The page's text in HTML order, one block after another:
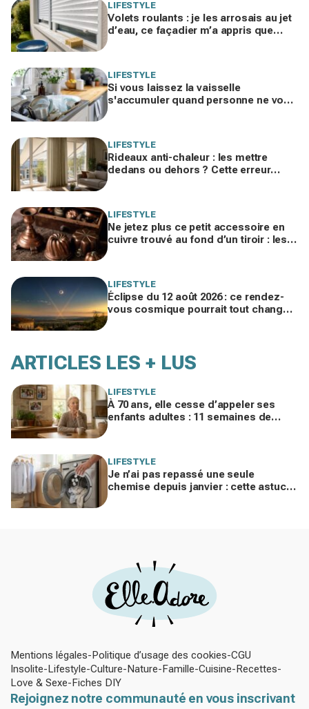
LIFESTYLE
Volets roulants : je les arrosais au jet
d’eau, ce façadier m’a appris que
LIFESTYLE
Si vous laissez la vaisselle
s'accumuler quand personne ne vous
LIFESTYLE
Rideaux anti-chaleur : les mettre
dedans ou dehors ? Cette erreur
LIFESTYLE
Ne jetez plus ce petit accessoire en
cuivre trouvé au fond d’un tiroir : les
LIFESTYLE
Éclipse du 12 août 2026 : ce rendez-
vous cosmique pourrait tout changer
ARTICLES LES + LUS
LIFESTYLE
À 70 ans, elle cesse d’appeler ses
enfants adultes : 11 semaines de
LIFESTYLE
Je n’ai pas repassé une seule
chemise depuis janvier : cette astuce
Mentions légales Politique d’usage des cookies CGU
Insolite Lifestyle Culture Nature Famille Cuisine Recettes
Love & Sexe Fiches DIY
Rejoignez notre communauté en vous inscrivant